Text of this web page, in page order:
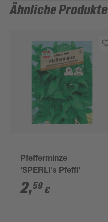
Ähnliche Produkte
Pfefferminze
'SPERLI's Pfeffi'
2,59 €